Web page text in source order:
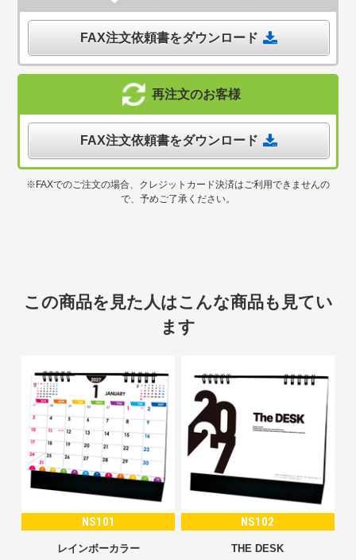
FAX注文依頼書をダウンロード
再注文のお客様
FAX注文依頼書をダウンロード
※FAXでのご注文の場合、クレジットカード決済はご利用できませんの
で、予めご了承ください。
この商品を見た人はこんな商品も見てい
ます
NS101
レインボーカラー
NS102
THE DESK